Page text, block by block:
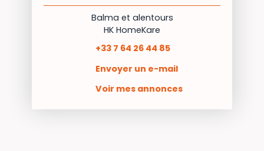
Balma et alentours
HK HomeKare
+33 7 64 26 44 85
Envoyer un e-mail
Voir mes annonces